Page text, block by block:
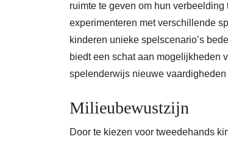
ruimte te geven om hun
experimenteren met verschillende
kinderen unieke spelscenario’s
biedt een schat aan mogelijkheden
spelenderwijs nieuwe
Milieubewustzijn
Door te kiezen voor tweedehands